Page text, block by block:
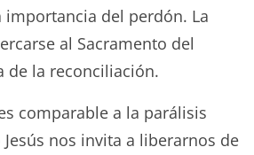
del perdón. La
al Sacramento del
de la reconciliación.
comparable a la parálisis
nos invita a liberarnos de